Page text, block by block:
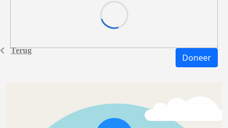
Terug
Doneer